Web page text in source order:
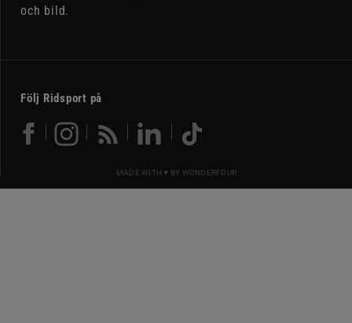
och bild.
Följ Ridsport på
MADE WITH ♥ BY WONDERFOUR